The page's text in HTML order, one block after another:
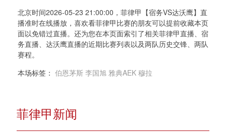
北京时间2026-05-23 21:00:00，菲律甲【宿务VS达沃鹰】直
播准时在线播放，喜欢看菲律甲比赛的朋友可以提前收藏本页
面以免错过直播。还为您在本页面索引了相关菲律甲直播、宿
务直播、达沃鹰直播的近期比赛列表以及两队历史交锋、两队
赛程。
本场标签： 伯恩茅斯 李国旭 雅典AEK 穆拉
菲律甲新闻